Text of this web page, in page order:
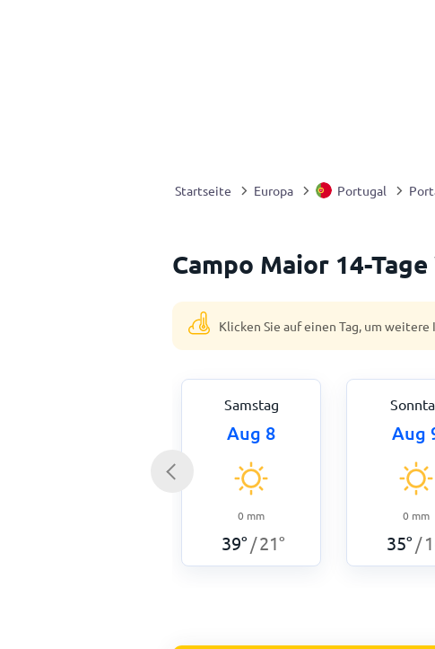
Startseite Europa Portugal
Campo Maior 14-
Klicken Sie auf einen Tag, um
Samstag
Aug 8
0 mm
39° /21°
Aug
0 mm
35° /